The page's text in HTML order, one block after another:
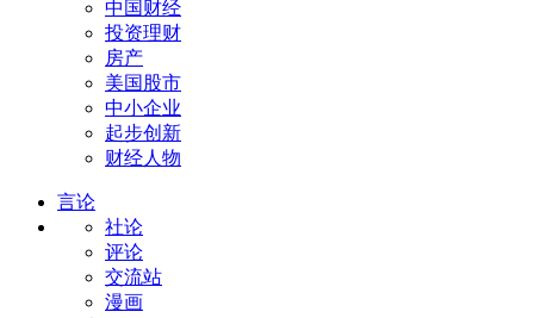
中国财经
投资理财
房产
美国股市
中小企业
起步创新
财经人物
言论
社论
评论
交流站
漫画